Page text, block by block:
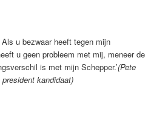
u bezwaar heeft tegen mijn
u geen probleem met mij, meneer de
is met mijn Schepper.’(Pete
kandidaat)